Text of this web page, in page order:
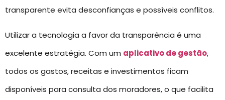
transparente evita desconfianças e possíveis conflitos.
Utilizar a tecnologia a favor da transparência é uma
excelente estratégia. Com um aplicativo de gestão,
todos os gastos, receitas e investimentos ficam
disponíveis para consulta dos moradores, o que facilita